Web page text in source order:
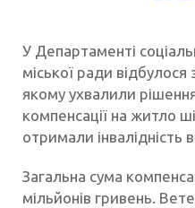
У Департаменті
міської ради відбулося
якому ухвалили
компенсації на житло
отримали інвалідність
Загальна сума
мільйонів гривень.